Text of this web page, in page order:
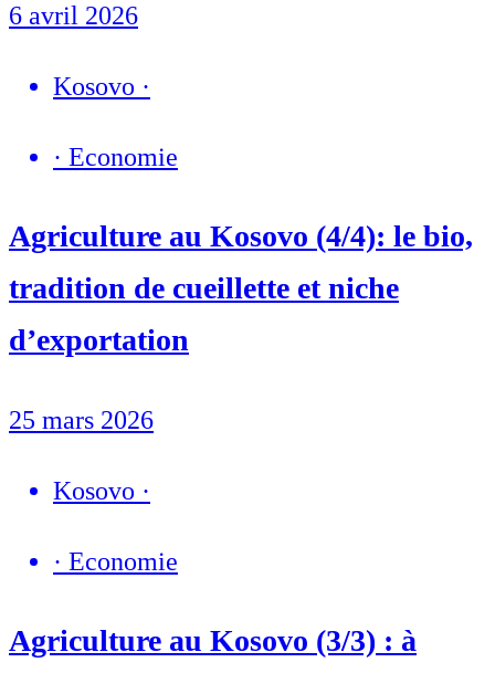
6 avril 2026
Kosovo ·
· Economie
Agriculture au Kosovo (4/4): le bio,
tradition de cueillette et niche
d’exportation
25 mars 2026
Kosovo ·
· Economie
Agriculture au Kosovo (3/3) : à